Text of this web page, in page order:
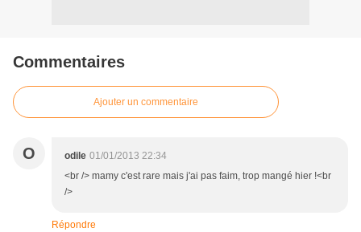
Commentaires
Ajouter un commentaire
O odile 01/01/2013 22:34
<br /> mamy c'est rare mais j'ai pas faim, trop mangé hier !<br
/>
Répondre